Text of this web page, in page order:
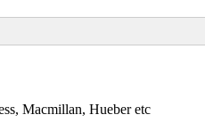
Macmillan, Hueber etc